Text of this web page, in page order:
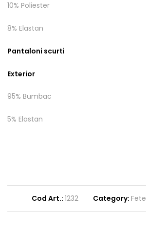
10% Poliester
8% Elastan
Pantaloni scurti
Exterior
95% Bumbac
5% Elastan
Cod Art.: 1232 Category: Fete